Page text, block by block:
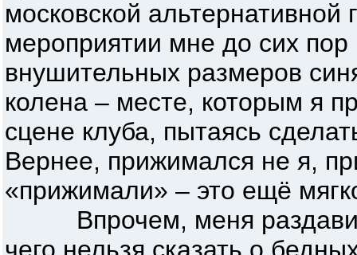
московской
мероприятии мне до сих
внушительных размеров
колена – месте, которым я
сцене клуба, пытаясь
Вернее, прижимался не я,
«прижимали» – это ещё
Впрочем, меня